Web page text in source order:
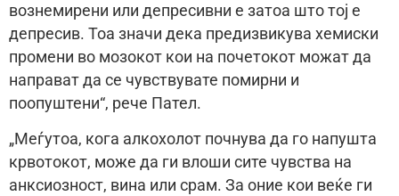
вознемирени или депресивни е затоа што тој е
депресив. Тоа значи дека предизвикува хемиски
промени во мозокот кои на почетокот можат да
направат да се чувствувате помирни и
поопуштени“, рече Пател.
„Меѓутоа, кога алкохолот почнува да го напушта
крвотокот, може да ги влоши сите чувства на
анксиозност, вина или срам. За оние кои веќе ги